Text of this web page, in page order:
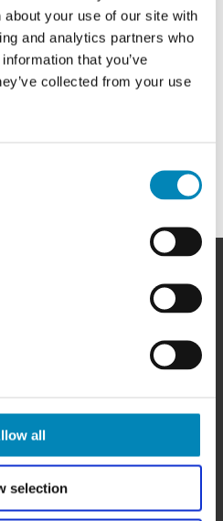
your use of our site with
and analytics partners who
that you’ve
collected from your use
all
selection